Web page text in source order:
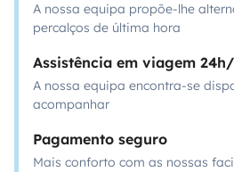
A nossa equipa propõe-lhe
percalços de última hora
Assistência em viagem
A nossa equipa encontra-se
acompanhar
Pagamento seguro
Mais conforto com as nossas